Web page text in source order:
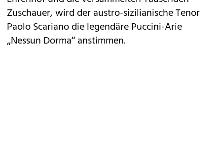
Zuschauer, wird der austro-sizilianische Tenor
Paolo Scariano die legendäre Puccini-Arie
„Nessun Dorma“ anstimmen.